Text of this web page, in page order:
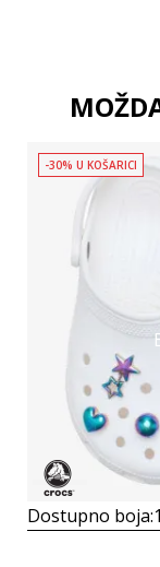
-30% U KOŠARICI
Dostupno boja:1